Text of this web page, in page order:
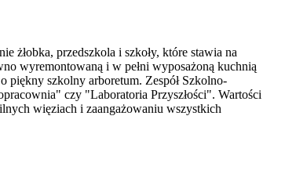
żłobka, przedszkola i szkoły, które stawia na
wyremontowaną i w pełni wyposażoną kuchnią
piękny szkolny arboretum. Zespół Szkolno-
czy "Laboratoria Przyszłości". Wartości
więziach i zaangażowaniu wszystkich